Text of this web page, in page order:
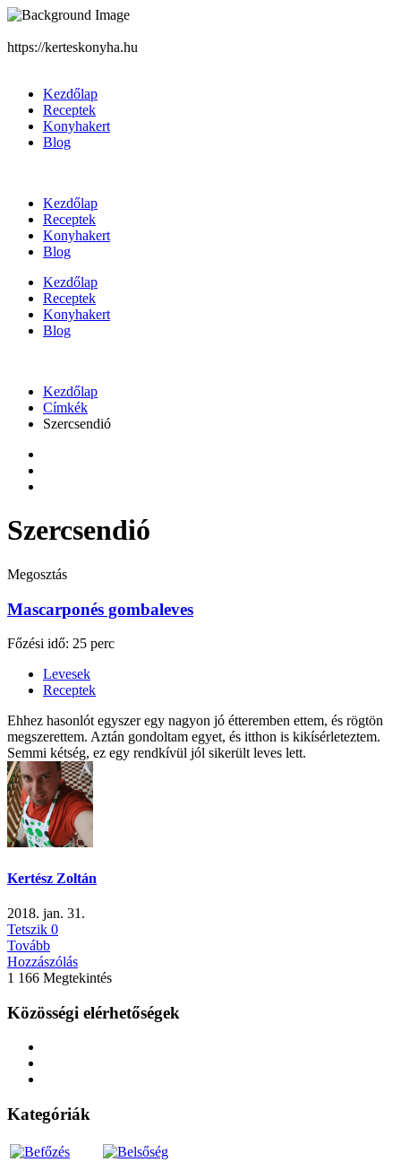
https://kerteskonyha.hu
Kezdőlap
Receptek
Konyhakert
Blog
Kezdőlap
Receptek
Konyhakert
Blog
Kezdőlap
Receptek
Konyhakert
Blog
Kezdőlap
Címkék
Szercsendió
Szercsendió
Megosztás
Mascarponés gombaleves
Főzési idő: 25 perc
Levesek
Receptek
Ehhez hasonlót egyszer egy nagyon jó étteremben ettem, és rögtön
megszerettem. Aztán gondoltam egyet, és itthon is kikísérleteztem.
Semmi kétség, ez egy rendkívül jól sikerült leves lett.
Kertész Zoltán
2018. jan. 31.
Tetszik 0
Tovább
Hozzászólás
1 166 Megtekintés
Közösségi elérhetőségek
Kategóriák